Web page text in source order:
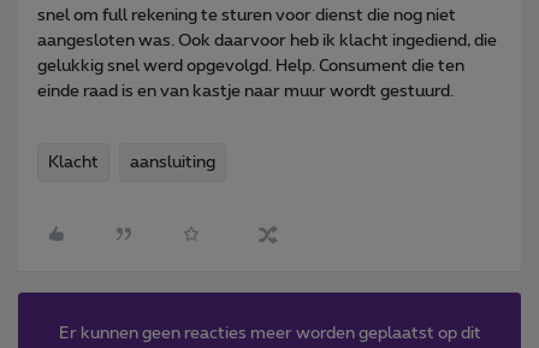
snel om full rekening te sturen voor dienst die nog niet
aangesloten was. Ook daarvoor heb ik klacht ingediend, die
gelukkig snel werd opgevolgd. Help. Consument die ten
einde raad is en van kastje naar muur wordt gestuurd.
Klacht aansluiting
Er kunnen geen reacties meer worden geplaatst op dit